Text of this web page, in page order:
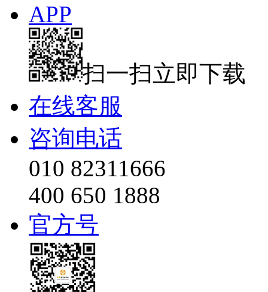
APP
扫一扫立即下载
在线客服
咨询电话
010 82311666
400 650 1888
官方号